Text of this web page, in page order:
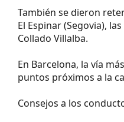
También se dieron
El Espinar (Segovia),
Collado Villalba.
En Barcelona, la vía
puntos próximos a la
Consejos a los